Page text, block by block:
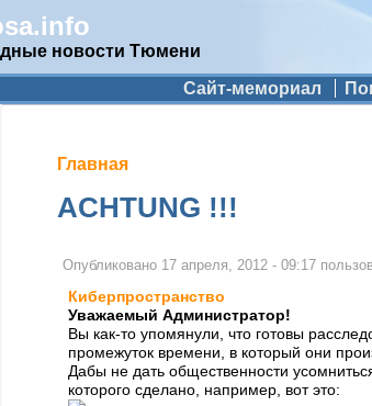
новости Тюмени
меню Сайт-мемориал
Вы здесь
Главная
ACHTUNG !!!
Опубликовано 17 апреля, 2012 - 09:17
Киберпространство
Уважаемый Администратор!
Вы как-то упомянули, что готовы
промежуток времени, в который они
Дабы не дать общественности
которого сделано, например, вот это: